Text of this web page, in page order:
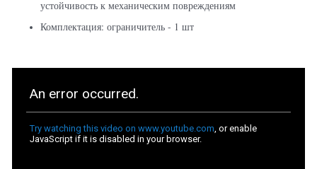
устойчивость к механическим повреждениям
Комплектация: ограничитель - 1 шт